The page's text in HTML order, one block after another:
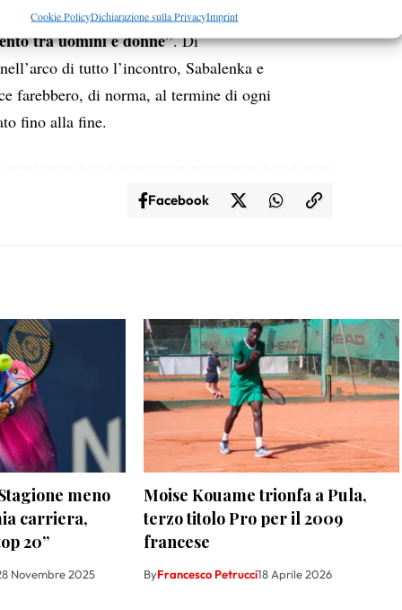
prevenire e rilevare frodi, correggere errori,
pubblicità e contenuto, Salvare e comunicare le
Sempre attivo
Cookie PolicyDichiarazione sulla PrivacyImprint
piccola del 9% “per riflettere le
tra uomini e donne”. Di
di tutto l’incontro, Sabalenka e
farebbero, di norma, al termine di ogni
fino alla fine.
Facebook
meno
carriera,
20”
Novembre 2025
Moise Kouame trionfa a Pula,
terzo titolo Pro per il 2009
francese
ByFrancesco Petrucci18 Aprile 2026